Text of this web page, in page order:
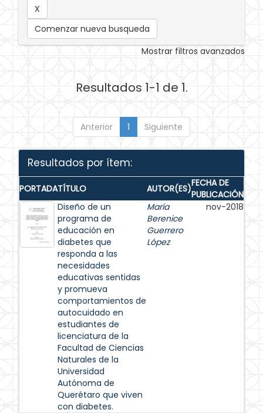
Comenzar nueva busqueda
Mostrar filtros avanzados
Resultados 1-1 de 1.
Anterior 1 Siguiente
Resultados por ítem:
PORTADATÍTULO AUTOR(ES)FECHA DE
PUBLICACIÓN
Diseño de un
programa de
educación en
diabetes que
responda a las
necesidades
educativas sentidas
y promueva
comportamientos de
autocuidado en
estudiantes de
licenciatura de la
Facultad de Ciencias
Naturales de la
Universidad
Autónoma de
Querétaro que viven
con diabetes.
María
Berenice
Guerrero
López
nov-2018